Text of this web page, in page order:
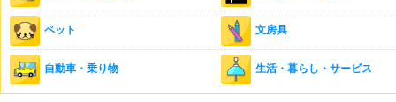
ペット 文房具
自動車・乗り物 生活・暮らし・サービス